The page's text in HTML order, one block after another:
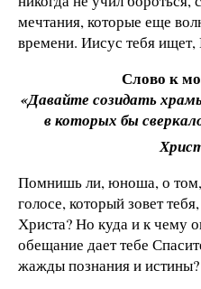
мечтания, которые еще
времени. Иисус тебя
Слово к
«Давайте созидать
в которых бы
Помнишь ли, юноша, о том,
голосе, который зовет
Христа? Но куда и к чему
обещание дает тебе
жажды познания и истины?